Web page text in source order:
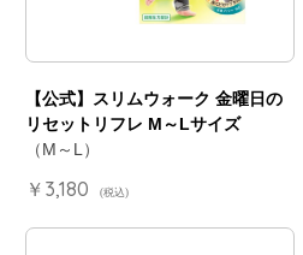
【公式】スリムウォーク 金曜日の
リセットリフレ M～Lサイズ
（M～L）
￥3,180 (税込)